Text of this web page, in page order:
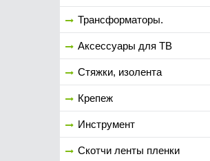
Трансформаторы.
Аксессуары для ТВ
Стяжки, изолента
Крепеж
Инструмент
Скотчи ленты пленки